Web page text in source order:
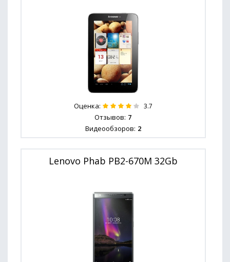
Оценка: 3.7
Отзывов: 7
Видеообзоров: 2
Lenovo Phab PB2-670M 32Gb